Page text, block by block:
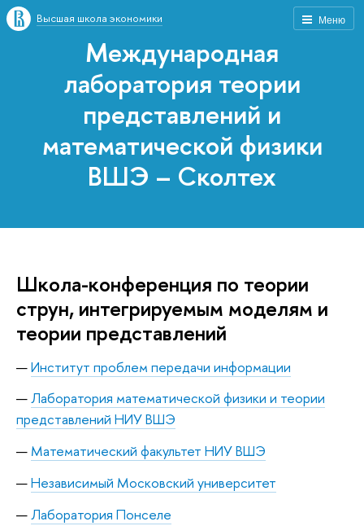
Меню
Высшая школа экономики
Международная
лаборатория теории
представлений и
математической физики
ВШЭ – Сколтех
Школа-конференция по теории
струн, интегрируемым моделям и
теории представлений
Институт проблем передачи информации
Лаборатория математической физики и теории
представлений НИУ ВШЭ
Математический факультет НИУ ВШЭ
Независимый Московский университет
Лаборатория Понселе